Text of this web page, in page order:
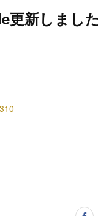
新しまし